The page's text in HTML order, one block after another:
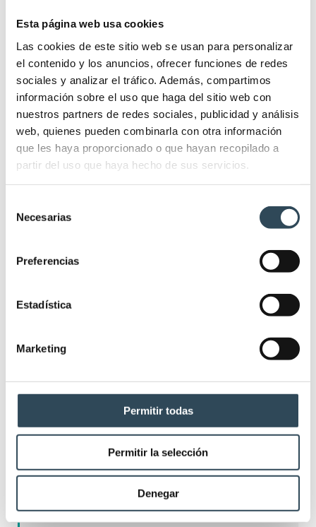
Esta página web usa cookies
Las cookies de este sitio web se usan para personalizar
el contenido y los anuncios, ofrecer funciones de redes
sociales y analizar el tráfico. Además, compartimos
información sobre el uso que haga del sitio web con
nuestros partners de redes sociales, publicidad y análisis
web, quienes pueden combinarla con otra información
que les haya proporcionado o que hayan recopilado a
partir del uso que haya hecho de sus servicios.
Necesarias
Preferencias
Estadística
Marketing
Permitir todas
Permitir la selección
Denegar
La tensión arterial elevada es un trastorno que debe
diagnosticarse y tratarse para evitar otros problemas
de salud más graves. En este artículo repasamos las
causas de la hipertension, así como sus diferentes
grados y procedimientos para tratarla. ¿Qué es ser
hipertenso? La hipertensión o tensión arterial alta se
Qué es morbilidad: Principales
factores en los que se basa
Salud,Últimas noticias 25/08/2021Deja un comentario
Las enfermedades no solo representan un problema
sanitario, sino que también tienen repercusiones